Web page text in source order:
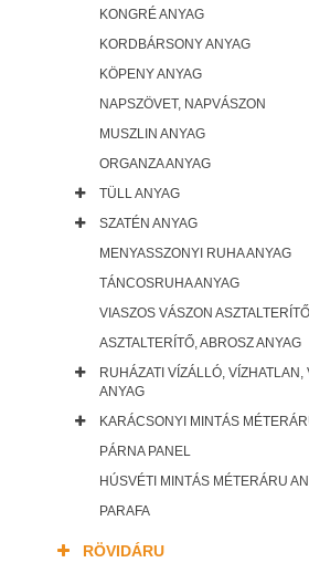
KONGRÉ ANYAG
KORDBÁRSONY ANYAG
KÖPENY ANYAG
NAPSZÖVET, NAPVÁSZON
MUSZLIN ANYAG
ORGANZA ANYAG
TÜLL ANYAG
SZATÉN ANYAG
MENYASSZONYI RUHA ANYAG
TÁNCOSRUHA ANYAG
VIASZOS VÁSZON
ASZTALTERÍTŐ, ABROSZ ANYAG
RUHÁZATI VÍZÁLLÓ,
ANYAG
KARÁCSONYI MINTÁS
PÁRNA PANEL
HÚSVÉTI MINTÁS MÉTERÁRU
PARAFA
RÖVIDÁRU